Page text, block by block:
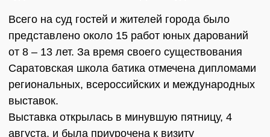
Всего на суд гостей и жителей города было
представлено около 15 работ юных дарований
от 8 – 13 лет. За время своего существования
Саратовская школа батика отмечена дипломами
региональных, всероссийских и международных
выставок.
Выставка открылась в минувшую пятницу, 4
августа, и была приурочена к визиту